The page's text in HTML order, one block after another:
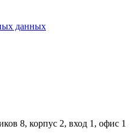
данных
8, корпус 2, вход 1, офис 1